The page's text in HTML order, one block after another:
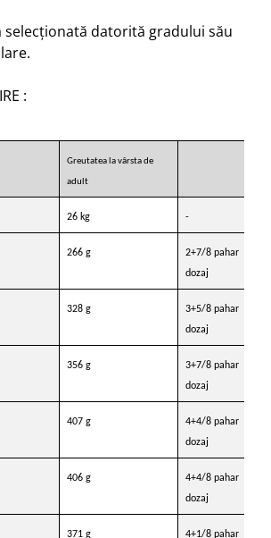
selecţionată datorită gradului său
:
Greutatea la vârsta de
adult
26 kg -
266 g
2+7/8 pahar
dozaj
328 g
3+5/8 pahar
dozaj
356 g
3+7/8 pahar
dozaj
407 g
4+4/8 pahar
dozaj
406 g
4+4/8 pahar
dozaj
371 g 4+1/8 pahar